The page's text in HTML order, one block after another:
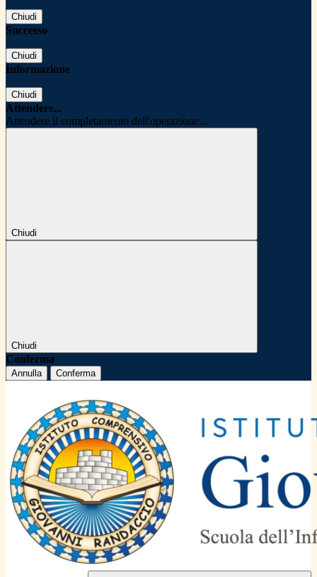
Chiudi
Successo
Chiudi
Informazione
Chiudi
Attendere...
Attendere il completamento dell'operazione...
Chiudi
Chiudi
Conferma
Annulla Conferma